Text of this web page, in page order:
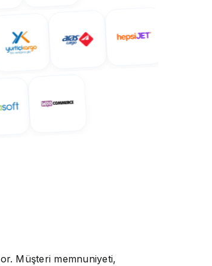
Müşteri memnuniyeti,